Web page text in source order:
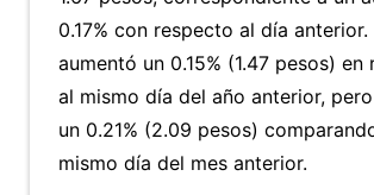
0.17% con respecto al día anterior.
aumentó un 0.15% (1.47 pesos) en
al mismo día del año anterior,
un 0.21% (2.09 pesos)
mismo día del mes anterior.